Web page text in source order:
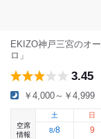
EKIZO神戸三宮のオ
ロ」
3.45
￥4,000～￥4,999
空席
情報
土
8/8
日
9